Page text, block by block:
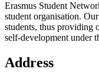
Erasmus Student
student organisation.
students, thus providing
self-development under
Address